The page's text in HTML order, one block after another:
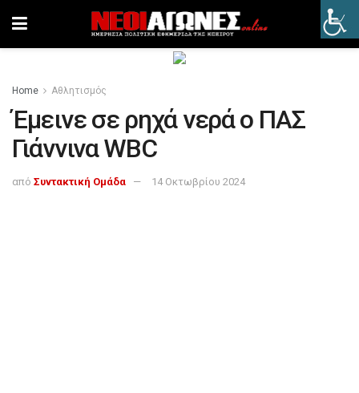
Home Αθλητισμός
Έμεινε σε ρηχά νερά ο ΠΑΣ
Γιάννινα WBC
από Συντακτική Ομάδα 14 Οκτωβρίου 2024